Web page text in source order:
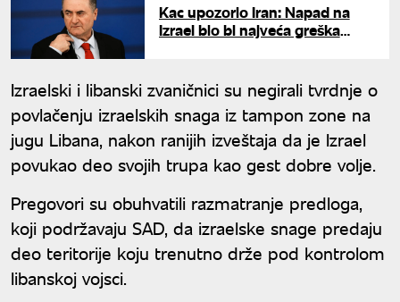
Kac upozorio Iran: Napad na
Izrael bio bi najveća greška
Izraelski i libanski zvaničnici su negirali tvrdnje o
povlačenju izraelskih snaga iz tampon zone na
jugu Libana, nakon ranijih izveštaja da je Izrael
povukao deo svojih trupa kao gest dobre volje.
Pregovori su obuhvatili razmatranje predloga,
koji podržavaju SAD, da izraelske snage predaju
deo teritorije koju trenutno drže pod kontrolom
libanskoj vojsci.